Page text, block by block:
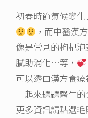
初春時節氣候變
，而中醫漢
像是常見的枸杞
膩助消化…等，
可以透由漢方食療
一起來聽聽醫生的
更多資訊請點選毛